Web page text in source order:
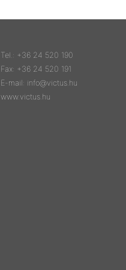
Tel.: +36 24 520 190
Fax: +36 24 520 191
E-mail: info@victus.hu
www.victus.hu